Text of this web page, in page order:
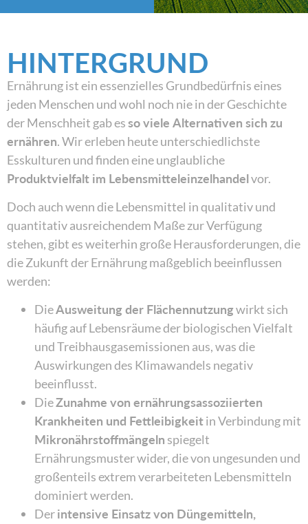
HINTERGRUND
Ernährung ist ein essenzielles Grundbedürfnis eines
jeden Menschen und wohl noch nie in der Geschichte
der Menschheit gab esso viele Alternativen sich zu
ernähren. Wir erleben heute unterschiedlichste
Esskulturen und finden eine unglaubliche
Produktvielfalt im Lebensmitteleinzelhandelvor.
Doch auch wenn die Lebensmittel in qualitativ und
quantitativ ausreichendem Maße zur Verfügung
stehen, gibt es weiterhin große Herausforderungen, die
die Zukunft der Ernährung maßgeblich beeinflussen
werden:
DieAusweitung der Flächennutzungwirkt sich
häufig auf Lebensräume der biologischen Vielfalt
und Treibhausgasemissionen aus, was die
Auswirkungen des Klimawandels negativ
beeinflusst.
DieZunahme von ernährungsassoziierten
Krankheiten und Fettleibigkeitin Verbindung mit
Mikronährstoffmängeln spiegelt
Ernährungsmuster wider, die von ungesunden und
großenteils extrem verarbeiteten Lebensmitteln
dominiert werden.
Derintensive Einsatz von Düngemitteln,